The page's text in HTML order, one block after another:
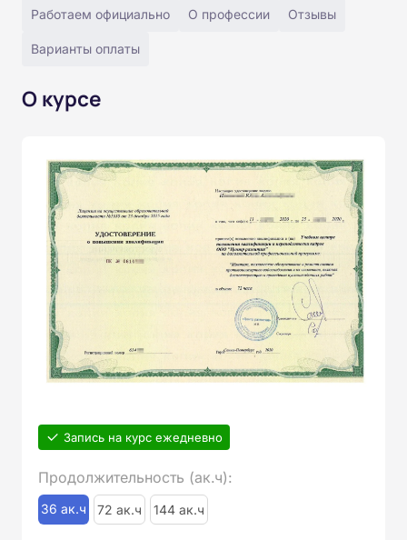
Работаем официально О профессии Отзывы
Варианты оплаты
О курсе
Запись на курс ежедневно
Продолжительность (ак.ч):
36 ак.ч 72 ак.ч 144 ак.ч